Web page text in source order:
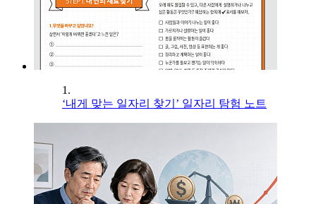
1.
‘내게 맞는 일자리 찾기’ 일자리 탐험 노트